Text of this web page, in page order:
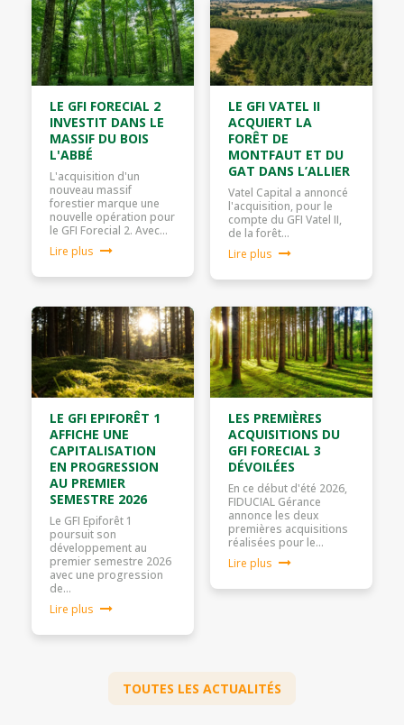
LE GFI FORECIAL 2
INVESTIT DANS LE
MASSIF DU BOIS
L'ABBÉ
L'acquisition d'un
nouveau massif
forestier marque une
nouvelle opération pour
le GFI Forecial 2. Avec…
Lire plus
LE GFI VATEL II
ACQUIERT LA
FORÊT DE
MONTFAUT ET DU
GAT DANS L’ALLIER
Vatel Capital a annoncé
l'acquisition, pour le
compte du GFI Vatel II,
de la forêt…
Lire plus
LE GFI EPIFORÊT 1
AFFICHE UNE
CAPITALISATION
EN PROGRESSION
AU PREMIER
SEMESTRE 2026
Le GFI Epiforêt 1
poursuit son
développement au
premier semestre 2026
avec une progression
de…
Lire plus
LES PREMIÈRES
ACQUISITIONS DU
GFI FORECIAL 3
DÉVOILÉES
En ce début d'été 2026,
FIDUCIAL Gérance
annonce les deux
premières acquisitions
réalisées pour le…
Lire plus
TOUTES LES ACTUALITÉS